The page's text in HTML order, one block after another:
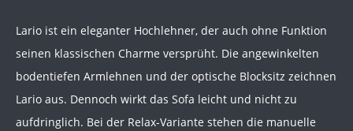
Lario ist ein eleganter Hochlehner, der auch ohne Funktion
seinen klassischen Charme versprüht. Die angewinkelten
bodentiefen Armlehnen und der optische Blocksitz zeichnen
Lario aus. Dennoch wirkt das Sofa leicht und nicht zu
aufdringlich. Bei der Relax-Variante stehen die manuelle